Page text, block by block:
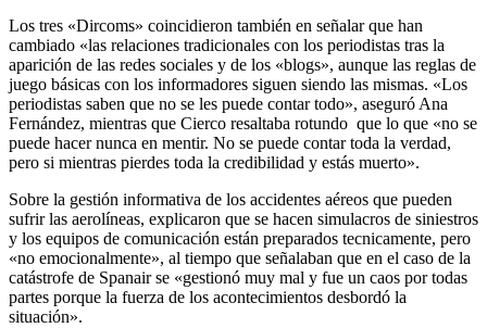
Los tres «Dircoms» coincidieron también en señalar que han
cambiado «las relaciones tradicionales con los periodistas tras la
aparición de las redes sociales y de los «blogs», aunque las reglas de
juego básicas con los informadores siguen siendo las mismas. «Los
periodistas saben que no se les puede contar todo», aseguró Ana
Fernández, mientras que Cierco resaltaba rotundo que lo que «no se
puede hacer nunca en mentir. No se puede contar toda la verdad,
pero si mientras pierdes toda la credibilidad y estás muerto».
Sobre la gestión informativa de los accidentes aéreos que pueden
sufrir las aerolíneas, explicaron que se hacen simulacros de siniestros
y los equipos de comunicación están preparados tecnicamente, pero
«no emocionalmente», al tiempo que señalaban que en el caso de la
catástrofe de Spanair se «gestionó muy mal y fue un caos por todas
partes porque la fuerza de los acontecimientos desbordó la
situación».